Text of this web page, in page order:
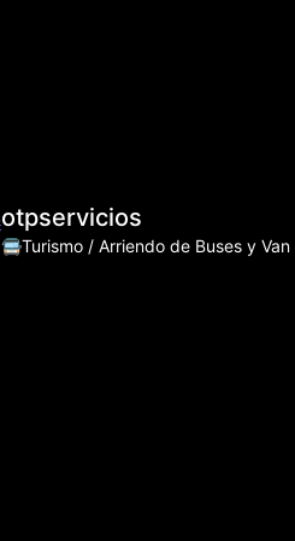
otpservicios
🚍Turismo / Arriendo de Buses y Van